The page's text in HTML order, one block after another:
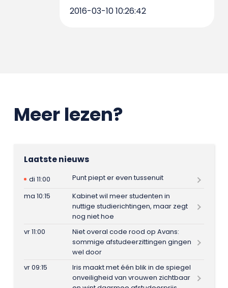
2016-03-10 10:26:42
Meer lezen?
Laatste nieuws
di 11:00
Punt piept er even tussenuit
ma 10:15
Kabinet wil meer studenten in
nuttige studierichtingen, maar zegt
nog niet hoe
vr 11:00
Niet overal code rood op Avans:
sommige afstudeerzittingen gingen
wel door
vr 09:15
Iris maakt met één blik in de spiegel
onveiligheid van vrouwen zichtbaar